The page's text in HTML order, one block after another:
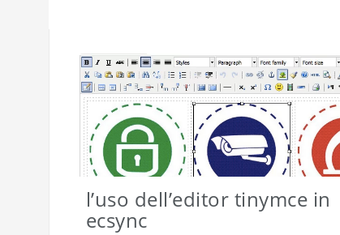
l’uso dell’editor tinymce in
ecsync